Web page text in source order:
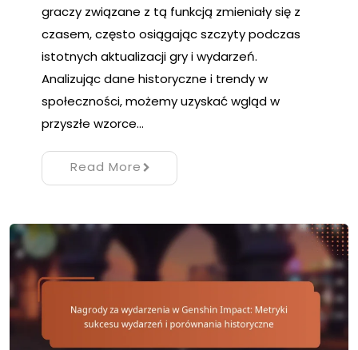
graczy związane z tą funkcją zmieniały się z
czasem, często osiągając szczyty podczas
istotnych aktualizacji gry i wydarzeń.
Analizując dane historyczne i trendy w
społeczności, możemy uzyskać wgląd w
przyszłe wzorce…
Read More